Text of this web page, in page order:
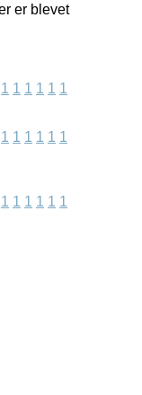
er blevet
1 1 1 1 1 1
1 1 1 1 1 1
1 1 1 1 1 1